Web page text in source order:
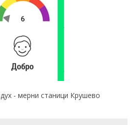
- мерни станици Крушево